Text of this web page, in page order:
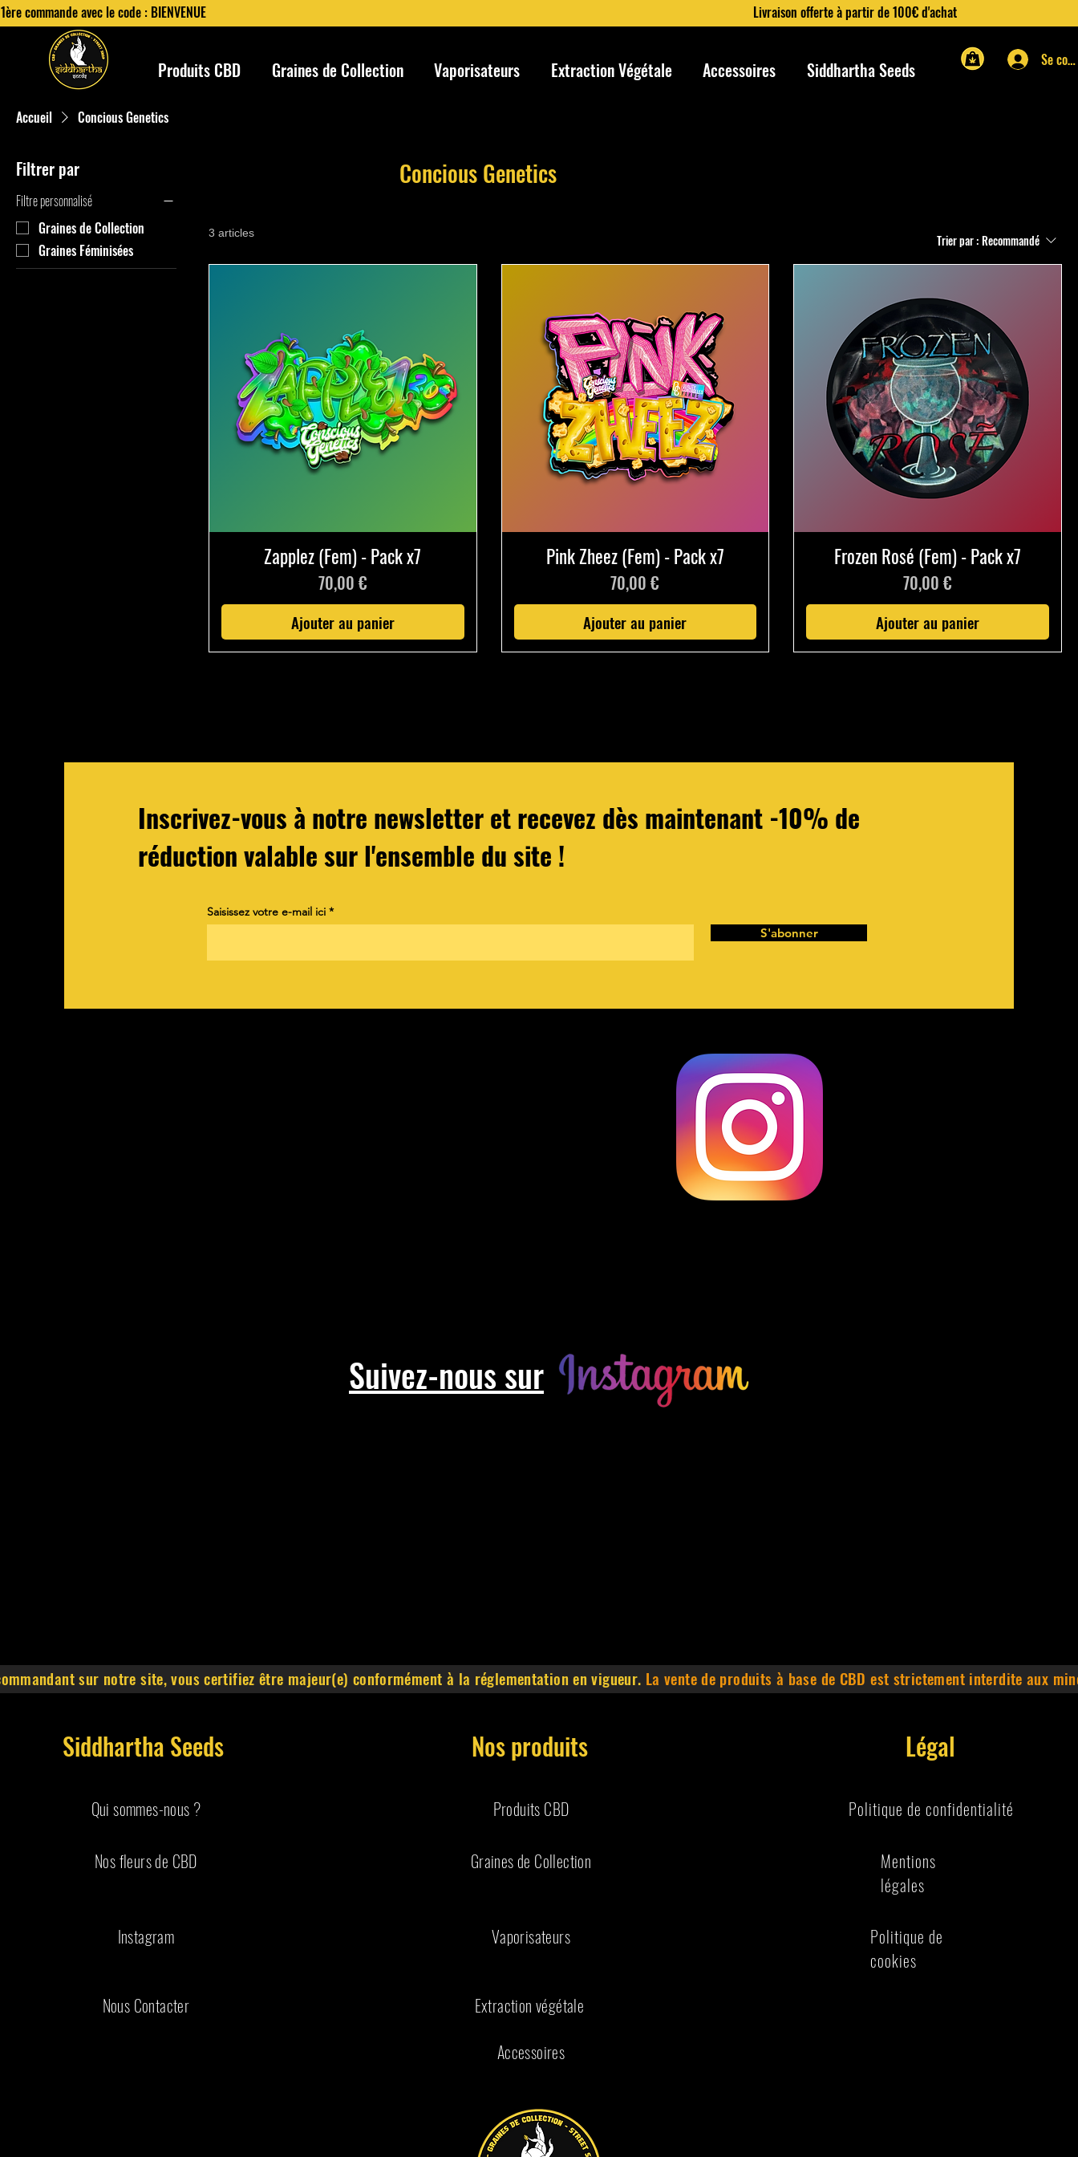
commande avec le code : BIENVENUE Livraison offerte à partir de 100€ d'achat
Produits CBD Graines de Collection Vaporisateurs Extraction Végétale Accessoires Siddhartha Seeds Se
Accueil Concious Genetics
Filtrer par
Filtre personnalisé
Graines de Collection
Graines Féminisées
Concious Genetics
3 articles Trier par :Recommandé
Zapplez (Fem) - Pack x7
Prix
70,00 €
Ajouter au panier
Pink Zheez (Fem) - Pack x7
Prix
70,00 €
Ajouter au panier
Frozen Rosé (Fem) - Pack x7
Prix
70,00 €
Ajouter au panier
Inscrivez-vous à notre newsletter et recevez dès maintenant -10% de
réduction valable sur l'ensemble du site !
Saisissez votre e-mail ici
S'abonner
Suivez-nous sur
sur notre site, vous certifiez être majeur(e) conformément à la réglementation en vigueur. La vente de produits à base de CBD est strictement interdite aux
Siddhartha Seeds
Qui sommes-nous ?
Nos fleurs de CBD
Instagram
Nous Contacter
Nos produits
Produits CBD
Graines de Collection
Vaporisateurs
Extraction végétale
Légal
Politique de confidentialité
Mentions
légales
Politique de
cookies
Accessoires